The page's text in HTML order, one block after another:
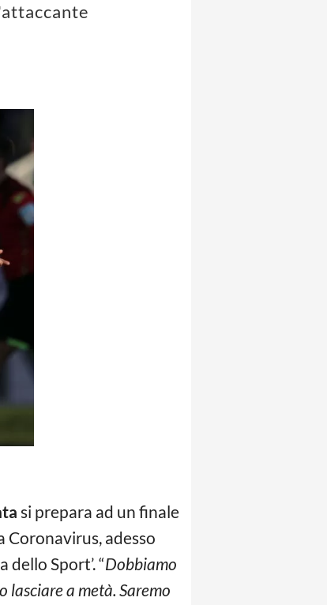
si prepara ad un finale
Coronavirus, adesso
Sport’. “Dobbiamo
lasciare a metà. Saremo